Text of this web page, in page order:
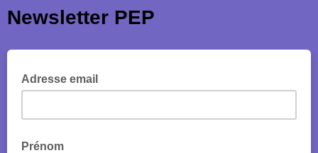
Newsletter PEP
Adresse email
Prénom